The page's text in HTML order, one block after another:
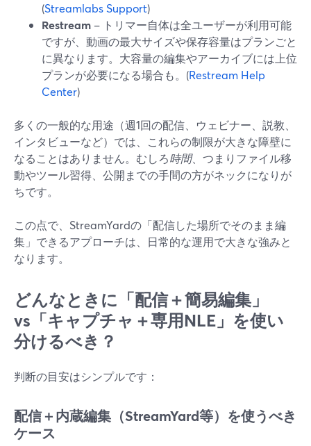
(Streamlabs Support)
Restream – トリマー自体は全ユーザーが利用可能
ですが、動画の最大サイズや保存容量はプランごと
に異なります。大容量の編集やアーカイブには上位
プランが必要になる場合も。(Restream Help
Center)
多くの一般的な用途（週1回の配信、ウェビナー、説教、
インタビューなど）では、これらの制限が大きな障壁に
なることはありません。むしろ時間、つまりファイル移
動やツール習得、公開までの手間の方がネックになりが
ちです。
この点で、StreamYardの「配信した場所でそのまま編
集」できるアプローチは、日常的な運用で大きな強みと
なります。
どんなときに「配信＋簡易編集」
vs「キャプチャ＋専用NLE」を使い
分けるべき？
判断の目安はシンプルです：
配信＋内蔵編集（StreamYard等）を使うべき
ケース